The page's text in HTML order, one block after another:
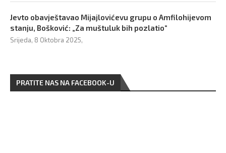
Jevto obavještavao Mijajlovićevu grupu o Amfilohijevom
stanju, Bošković: „Za muštuluk bih pozlatio“
Srijeda, 8 Oktobra 2025,
PRATITE NAS NA FACEBOOK-U